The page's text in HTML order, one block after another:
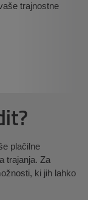
trajnostne
plačilne
trajanja. Za
ki jih lahko